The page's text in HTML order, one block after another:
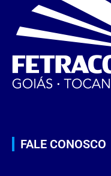
FALE CONOSCO